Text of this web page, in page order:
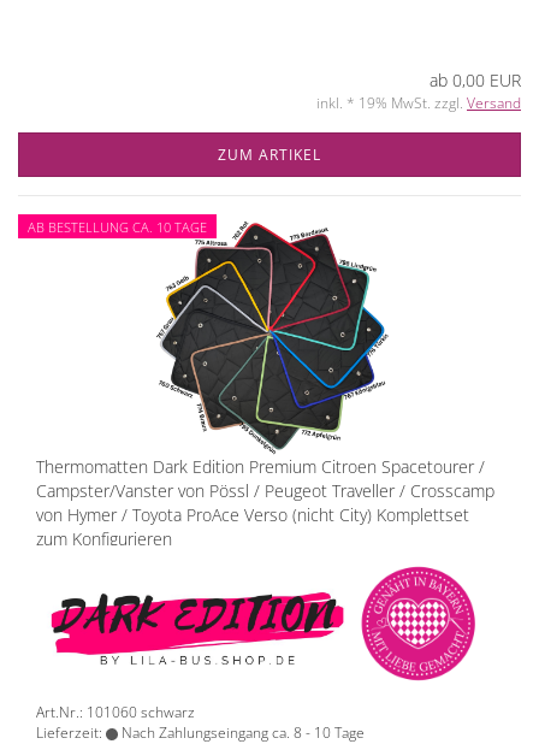
ab 0,00 EUR
inkl. * 19% MwSt. zzgl. Versand
ZUM ARTIKEL
AB BESTELLUNG CA. 10 TAGE
Thermomatten Dark Edition Premium Citroen Spacetourer /
Campster/Vanster von Pössl / Peugeot Traveller / Crosscamp
von Hymer / Toyota ProAce Verso (nicht City) Komplettset
zum Konfigurieren
Art.Nr.: 101060 schwarz
Lieferzeit:
Nach Zahlungseingang ca. 8 - 10 Tage